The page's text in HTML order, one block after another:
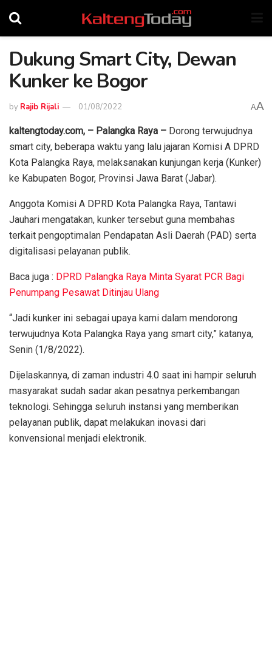
Dukung Smart City, Dewan
Kunker ke Bogor
by Rajib Rijali 01/08/2022 AA
kaltengtoday.com, – Palangka Raya – Dorong terwujudnya
smart city, beberapa waktu yang lalu jajaran Komisi A DPRD
Kota Palangka Raya, melaksanakan kunjungan kerja (Kunker)
ke Kabupaten Bogor, Provinsi Jawa Barat (Jabar).
Anggota Komisi A DPRD Kota Palangka Raya, Tantawi
Jauhari mengatakan, kunker tersebut guna membahas
terkait pengoptimalan Pendapatan Asli Daerah (PAD) serta
digitalisasi pelayanan publik.
Baca juga : DPRD Palangka Raya Minta Syarat PCR Bagi
Penumpang Pesawat Ditinjau Ulang
“Jadi kunker ini sebagai upaya kami dalam mendorong
terwujudnya Kota Palangka Raya yang smart city,” katanya,
Senin (1/8/2022).
Dijelaskannya, di zaman industri 4.0 saat ini hampir seluruh
masyarakat sudah sadar akan pesatnya perkembangan
teknologi. Sehingga seluruh instansi yang memberikan
pelayanan publik, dapat melakukan inovasi dari
konvensional menjadi elektronik.